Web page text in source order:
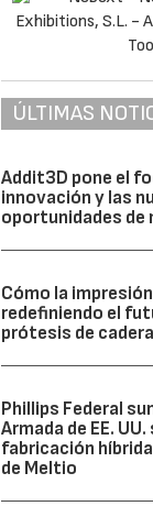
ÚLTIMAS
Addit3D pone el
innovación y las
oportunidades de
Cómo la
redefiniendo el
prótesis de
Phillips Federal
Armada de EE.
fabricación
de Meltio